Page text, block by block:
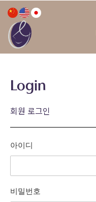
Login
회원 로그인
아이디
비밀번호